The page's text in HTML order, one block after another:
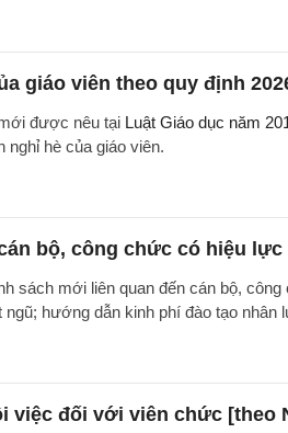
giáo viên theo quy định
được nêu tại Luật Giáo dục năm
nghỉ hè của giáo viên.
bộ, công chức có hiệu lực
sách mới liên quan đến cán bộ,
ngũ; hướng dẫn kinh phí đào tạo
việc đối với viên chức [theo